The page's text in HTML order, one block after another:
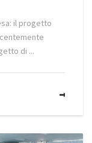
il progetto
di ...